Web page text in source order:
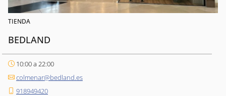
TIENDA
BEDLAND
10:00 a 22:00
colmenar@bedland.es
918949420